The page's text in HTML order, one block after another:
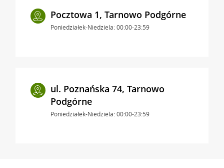
Pocztowa 1, Tarnowo Podgórne
Poniedziałek-Niedziela: 00:00-23:59
ul. Poznańska 74, Tarnowo
Podgórne
Poniedziałek-Niedziela: 00:00-23:59